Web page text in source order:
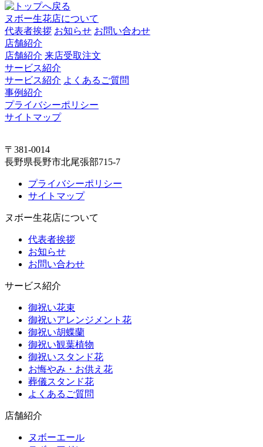
ヌボー生花店について
代表者挨拶 お知らせ お問い合わせ
店舗紹介
店舗紹介 来店受取注文
サービス紹介
サービス紹介 よくあるご質問
事例紹介
プライバシーポリシー
サイトマップ
〒381-0014
長野県長野市北尾張部715-7
プライバシーポリシー
サイトマップ
ヌボー生花店について
代表者挨拶
お知らせ
お問い合わせ
サービス紹介
御祝い花束
御祝いアレンジメント花
御祝い胡蝶蘭
御祝い観葉植物
御祝いスタンド花
お悔やみ・お供え花
葬儀スタンド花
よくあるご質問
店舗紹介
ヌボーエール